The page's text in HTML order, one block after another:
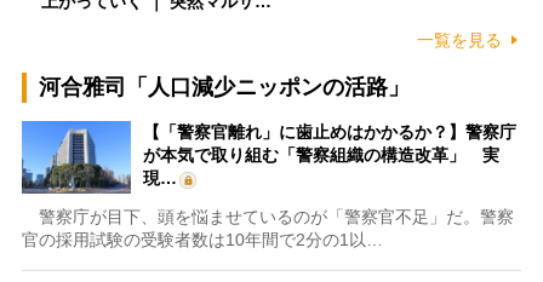
一覧を見る
河合雅司「人口減少ニッポンの活路」
【「警察官離れ」に歯止めはかかるか？】警察庁
が本気で取り組む「警察組織の構造改革」 実
現…
警察庁が目下、頭を悩ませているのが「警察官不足」だ。警察
官の採用試験の受験者数は10年間で2分の1以…